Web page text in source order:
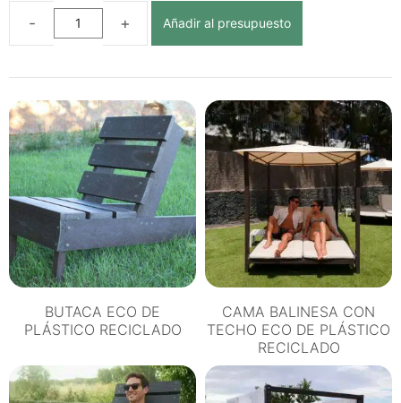
TUMBONA
ECO
DE
PLÁSTICO
RECICLADO
cantidad
Añadir al presupuesto
BUTACA ECO DE
PLÁSTICO RECICLADO
CAMA BALINESA CON
TECHO ECO DE PLÁSTICO
RECICLADO